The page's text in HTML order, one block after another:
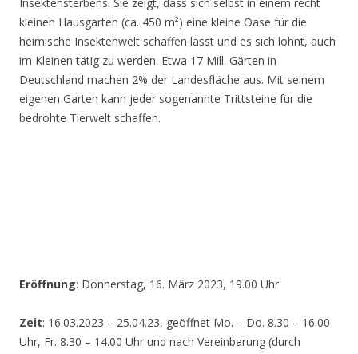
kleinen Hausgarten (ca. 450 m²) eine kleine Oase für die
heimische Insektenwelt schaffen lässt und es sich lohnt, auch
im Kleinen tätig zu werden. Etwa 17 Mill. Gärten in
Deutschland machen 2% der Landesfläche aus. Mit seinem
eigenen Garten kann jeder sogenannte Trittsteine für die
bedrohte Tierwelt schaffen.
Eröffnung: Donnerstag, 16. März 2023, 19.00 Uhr
Zeit: 16.03.2023 – 25.04.23, geöffnet Mo. – Do. 8.30 – 16.00
Uhr, Fr. 8.30 – 14.00 Uhr und nach Vereinbarung (durch